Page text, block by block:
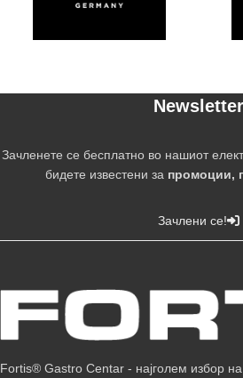
Newsletter
Зачленете се бесплатно во нашиот
бидете известени за промоции,
Зачлени се!
Fortis® Gastro Centar - најголем избор